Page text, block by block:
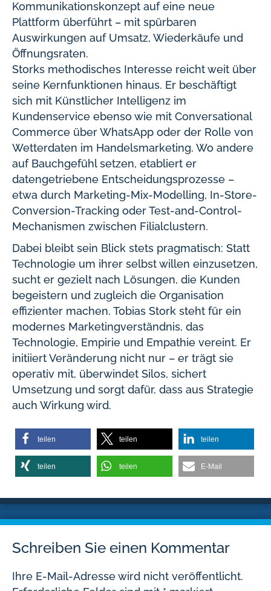
Kommunikationskonzept auf eine neue
Plattform überführt – mit spürbaren
Auswirkungen auf Umsatz, Wiederkäufe und
Öffnungsraten.
Storks methodisches Interesse reicht weit über
seine Kernfunktionen hinaus. Er beschäftigt
sich mit Künstlicher Intelligenz im
Kundenservice ebenso wie mit Conversational
Commerce über WhatsApp oder der Rolle von
Wetterdaten im Handelsmarketing. Wo andere
auf Bauchgefühl setzen, etabliert er
datengetriebene Entscheidungsprozesse –
etwa durch Marketing-Mix-Modelling, In-Store-
Conversion-Tracking oder Test-and-Control-
Mechanismen zwischen Filialclustern.
Dabei bleibt sein Blick stets pragmatisch: Statt
Technologie um ihrer selbst willen einzusetzen,
sucht er gezielt nach Lösungen, die Kunden
begeistern und zugleich die Organisation
effizienter machen. Tobias Stork steht für ein
modernes Marketingverständnis, das
Technologie, Empirie und Empathie vereint. Er
initiiert Veränderung nicht nur – er trägt sie
operativ mit, überwindet Silos, sichert
Umsetzung und sorgt dafür, dass aus Strategie
auch Wirkung wird.
teilen teilen teilen
teilen teilen E-Mail
Schreiben Sie einen Kommentar
Ihre E-Mail-Adresse wird nicht veröffentlicht.